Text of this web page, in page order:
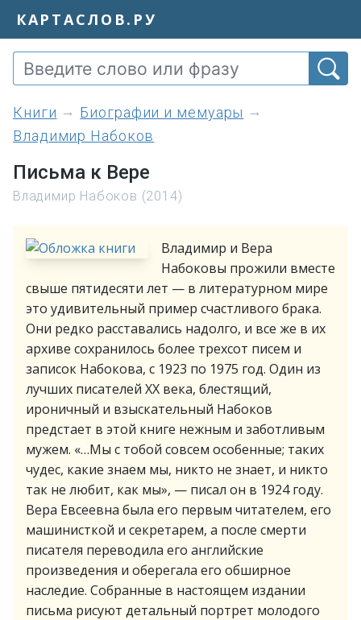
КАРТАСЛОВ.РУ
книги
Биографии и мемуары
Владимир Набоков
Письма к Вере
Владимир Набоков (2014)
Владимир и Вера
Набоковы прожили вместе
свыше пятидесяти лет — в литературном мире
это удивительный пример счастливого брака.
Они редко расставались надолго, и все же в их
архиве сохранилось более трехсот писем и
записок Набокова, с 1923 по 1975 год. Один из
лучших писателей ХХ века, блестящий,
ироничный и взыскательный Набоков
предстает в этой книге нежным и заботливым
мужем. «…Мы с тобой совсем особенные; таких
чудес, какие знаем мы, никто не знает, и никто
так не любит, как мы», — писал он в 1924 году.
Вера Евсеевна была его первым читателем, его
машинисткой и секретарем, а после смерти
писателя переводила его английские
произведения и оберегала его обширное
наследие. Собранные в настоящем издании
письма рисуют детальный портрет молодого